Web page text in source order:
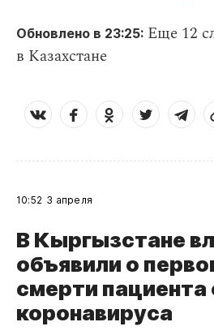
Обновлено в 23:25: Еще 12
в Казахстане
10:52 3 апреля
В Кыргызстане
объявили о
смерти пациента
коронавируса